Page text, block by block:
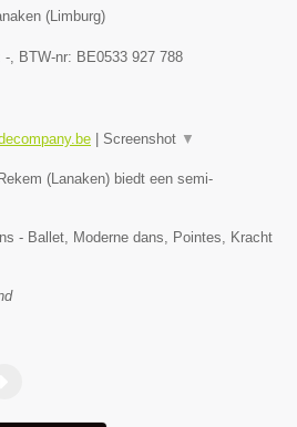
( Limburg)
- , BTW-nr: BE0533 927 788
Screenshot ▼
(Lanaken) biedt een semi-
- Ballet, Moderne dans, Pointes, Kracht